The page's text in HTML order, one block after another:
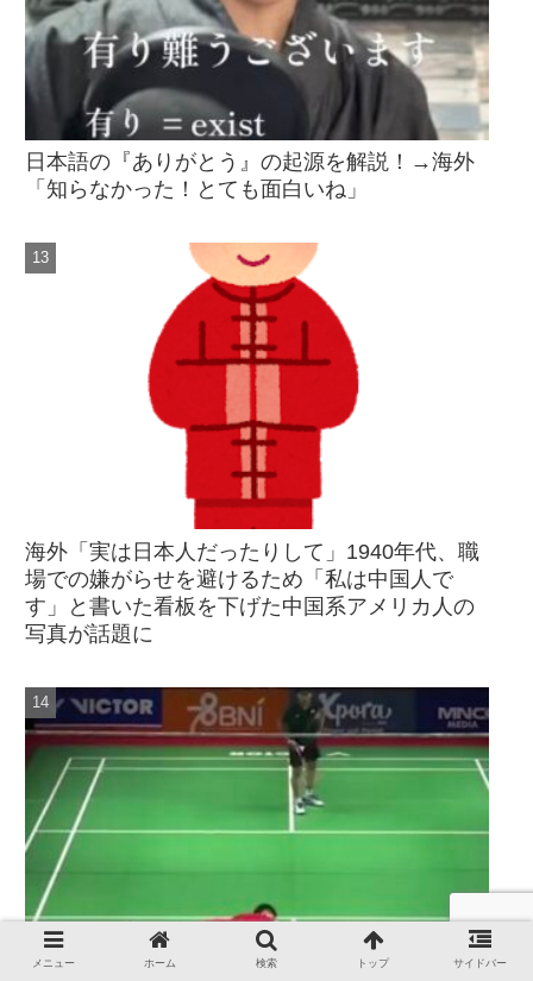
日本語の『ありがとう』の起源を解説！→海外
「知らなかった！とても面白いね」
海外「実は日本人だったりして」1940年代、職
場での嫌がらせを避けるため「私は中国人で
す」と書いた看板を下げた中国系アメリカ人の
写真が話題に
海外「選手が倒れたのに誰も駆けつけないなん
メニュー ホーム 検索 トップ サイドバー